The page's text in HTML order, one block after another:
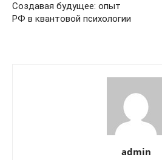
Создавая будущее: опыт
РФ в квантовой психологии
admin